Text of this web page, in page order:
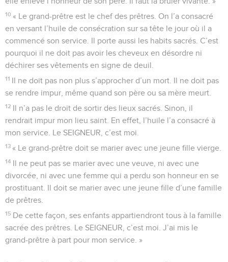
10 « Le grand-prêtre est le chef des prêtres. On l’a consacré
en versant l’huile de consécration sur sa tête le jour où il a
commencé son service. Il porte aussi les habits sacrés. C’est
pourquoi il ne doit pas avoir les cheveux en désordre ni
déchirer ses vêtements en signe de deuil.
11 Il ne doit pas non plus s’approcher d’un mort. Il ne doit pas
se rendre impur, même quand son père ou sa mère meurt.
12 Il n’a pas le droit de sortir des lieux sacrés. Sinon, il
rendrait impur mon lieu saint. En effet, l’huile l’a consacré à
mon service. Le SEIGNEUR, c’est moi.
13 « Le grand-prêtre doit se marier avec une jeune fille vierge.
14 Il ne peut pas se marier avec une veuve, ni avec une
divorcée, ni avec une femme qui a perdu son honneur en se
prostituant. Il doit se marier avec une jeune fille d’une famille
de prêtres.
15 De cette façon, ses enfants appartiendront tous à la famille
sacrée des prêtres. Le SEIGNEUR, c’est moi. J’ai mis le
grand-prêtre à part pour mon service. »